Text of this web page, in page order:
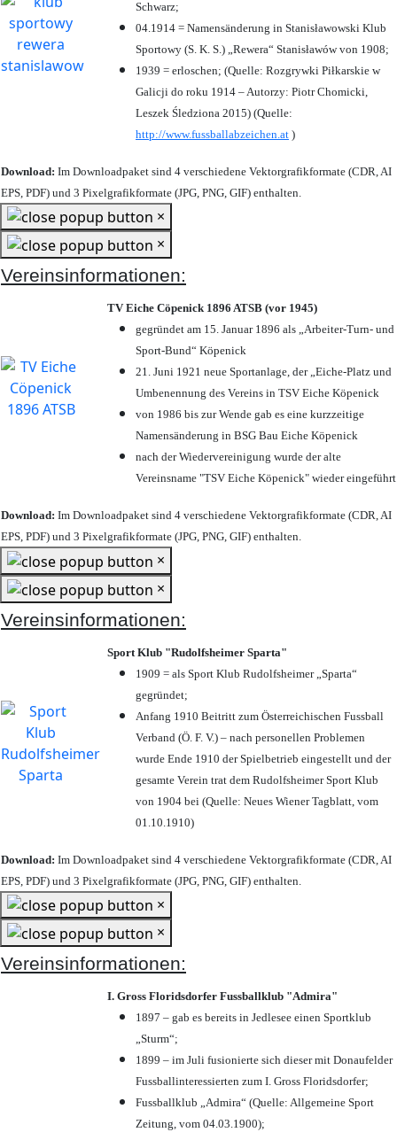
Schwarz;
04.1914 = Namensänderung in Stanisławowski Klub
Sportowy (S. K. S.) „Rewera“ Stanisławów von 1908;
1939 = erloschen; (Quelle: Rozgrywki Piłkarskie w
Galicji do roku 1914 – Autorzy: Piotr Chomicki,
Leszek Śledziona 2015) (Quelle:
http://www.fussballabzeichen.at )
Download: Im Downloadpaket sind 4 verschiedene Vektorgrafikformate (CDR, AI
EPS, PDF) und 3 Pixelgrafikformate (JPG, PNG, GIF) enthalten.
×
×
Vereinsinformationen:
TV Eiche Cöpenick 1896 ATSB (vor 1945)
gegründet am 15. Januar 1896 als „Arbeiter-Turn- und
Sport-Bund“ Köpenick
21. Juni 1921 neue Sportanlage, der „Eiche-Platz und
Umbenennung des Vereins in TSV Eiche Köpenick
von 1986 bis zur Wende gab es eine kurzzeitige
Namensänderung in BSG Bau Eiche Köpenick
nach der Wiedervereinigung wurde der alte
Vereinsname "TSV Eiche Köpenick" wieder eingeführt
Download: Im Downloadpaket sind 4 verschiedene Vektorgrafikformate (CDR, AI
EPS, PDF) und 3 Pixelgrafikformate (JPG, PNG, GIF) enthalten.
×
×
Vereinsinformationen:
Sport Klub "Rudolfsheimer Sparta"
1909 = als Sport Klub Rudolfsheimer „Sparta“
gegründet;
Anfang 1910 Beitritt zum Österreichischen Fussball
Verband (Ö. F. V.) – nach personellen Problemen
wurde Ende 1910 der Spielbetrieb eingestellt und der
gesamte Verein trat dem Rudolfsheimer Sport Klub
von 1904 bei (Quelle: Neues Wiener Tagblatt, vom
01.10.1910)
Download: Im Downloadpaket sind 4 verschiedene Vektorgrafikformate (CDR, AI
EPS, PDF) und 3 Pixelgrafikformate (JPG, PNG, GIF) enthalten.
×
×
Vereinsinformationen:
I. Gross Floridsdorfer Fussballklub "Admira"
1897 – gab es bereits in Jedlesee einen Sportklub
„Sturm“;
1899 – im Juli fusionierte sich dieser mit Donaufelder
Fussballinteressierten zum I. Gross Floridsdorfer;
Fussballklub „Admira“ (Quelle: Allgemeine Sport
Zeitung, vom 04.03.1900);